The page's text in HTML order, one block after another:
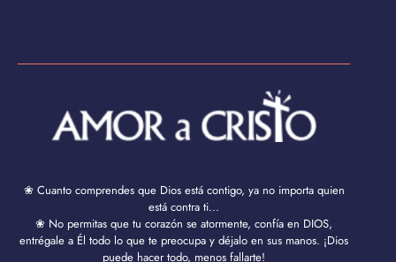
❀ Cuanto comprendes que Dios está contigo, ya no importa quien
está contra ti...
❀ No permitas que tu corazón se atormente, confía en DIOS,
entrégale a Él todo lo que te preocupa y déjalo en sus manos. ¡Dios
puede hacer todo, menos fallarte!